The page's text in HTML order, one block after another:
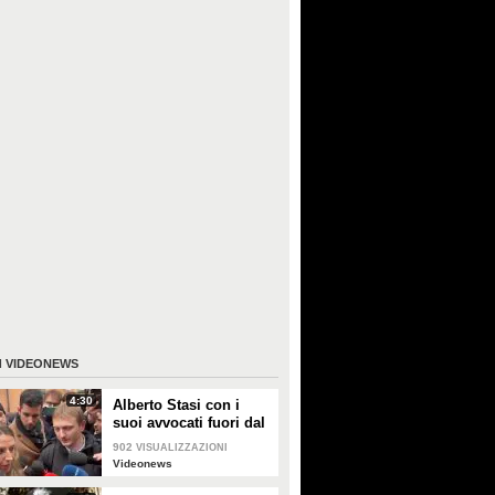
VIDEONEWS
4:30
Alberto Stasi con i
suoi avvocati fuori dal
Tribunale: "Abbiate
pazienza"
902 VISUALIZZAZIONI
Videonews